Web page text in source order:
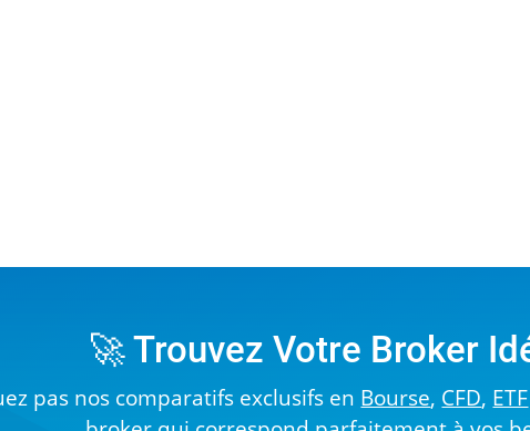
🚀 Trouvez Votre Broker
pas nos comparatifs exclusifs en Bourse, CFD, ETF